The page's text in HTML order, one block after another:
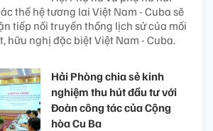
thế hệ tương lai Việt Nam - Cuba sẽ
tiếp nối truyền thống lịch sử của mối
hữu nghị đặc biệt Việt Nam - Cuba.
Hải Phòng chia sẻ kinh
nghiệm thu hút đầu tư với
Đoàn công tác của Cộng
hòa Cu Ba